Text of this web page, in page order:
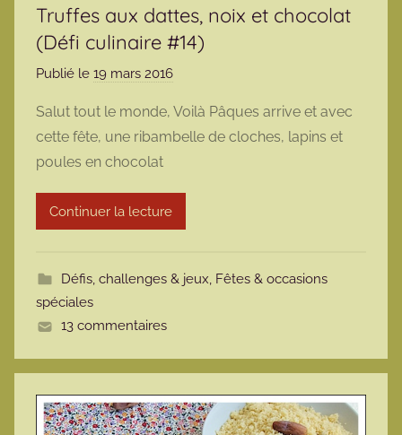
Truffes aux dattes, noix et chocolat
(Défi culinaire #14)
Publié le 19 mars 2016
r
m
r
t
Salut tout le monde, Voilà Pâques arrive et avec
cette fête, une ribambelle de cloches, lapins et
poules en chocolat
Continuer la lecture
Défis, challenges & jeux, Fêtes & occasions
spéciales
13 commentaires